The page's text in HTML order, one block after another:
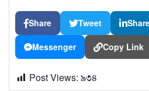
Share Tweet
Messenger Copy Link
Post Views: ৯৩৪